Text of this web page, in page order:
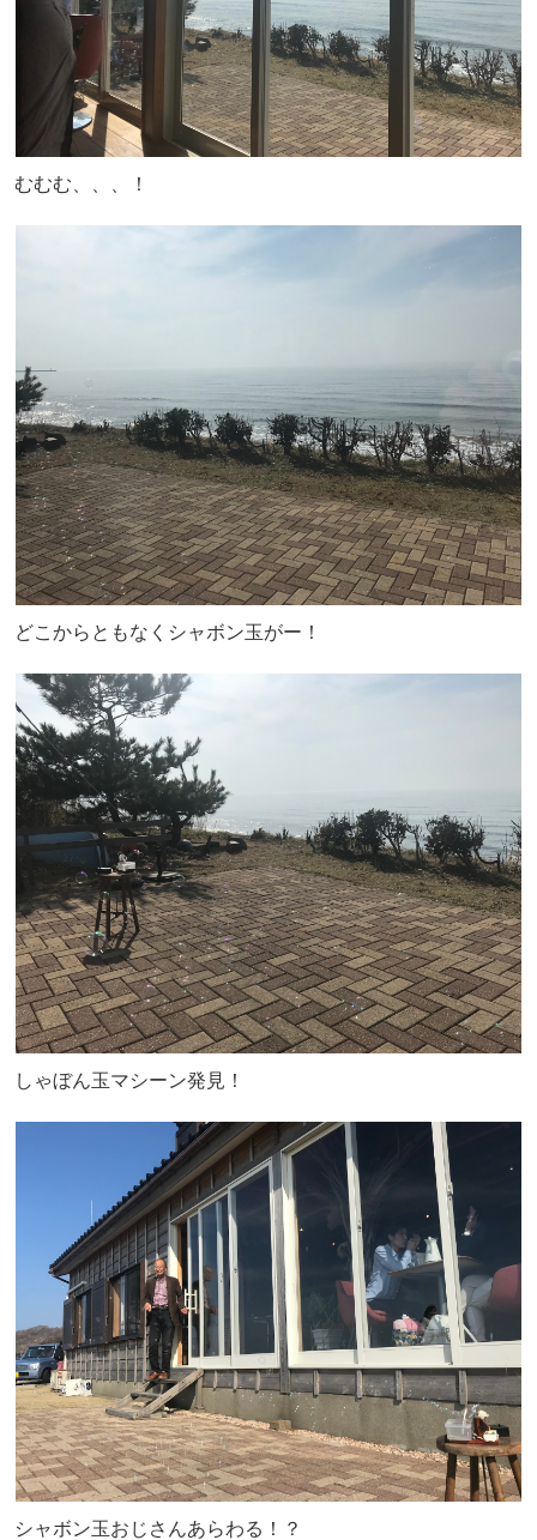
むむむ、、、！
どこからともなくシャボン玉がー！
しゃぼん玉マシーン発見！
シャボン玉おじさんあらわる！？